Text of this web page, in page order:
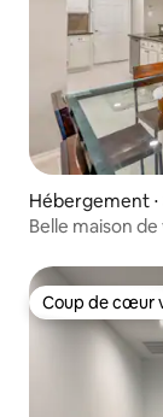
Hébergement ⋅
Belle maison
Coup de cœur
Coup de cœur